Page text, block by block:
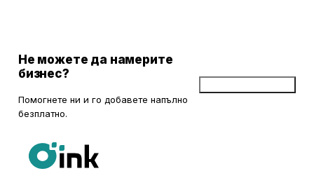
Не можете да намерите
бизнес?
Помогнете ни и го добавете напълно
безплатно.